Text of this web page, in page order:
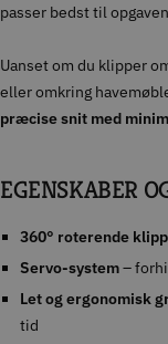
passer bedst til
Uanset om du klipper
eller omkring
præcise snit med
EGENSKABER
360° roterende
Servo-system–
Let og ergonomisk
tid